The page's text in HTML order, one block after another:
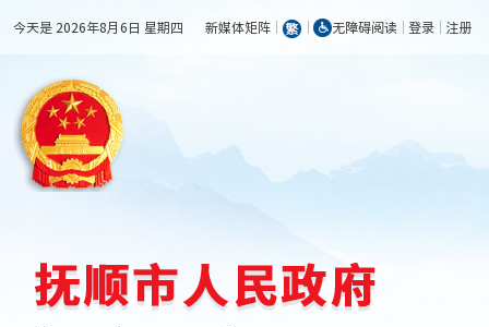
今天是 2026年8月6日 星期四 新媒体矩阵 无障碍阅读 登录 注册